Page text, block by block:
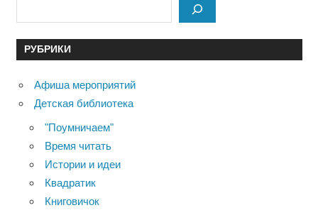
РУБРИКИ
Афиша мероприятий
Детская библиотека
"Поумничаем"
Время читать
Истории и идеи
Квадратик
Книговичок